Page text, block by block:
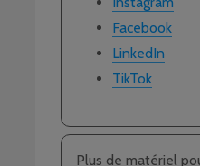
Facebook
LinkedIn
TikTok
Plus de matériel